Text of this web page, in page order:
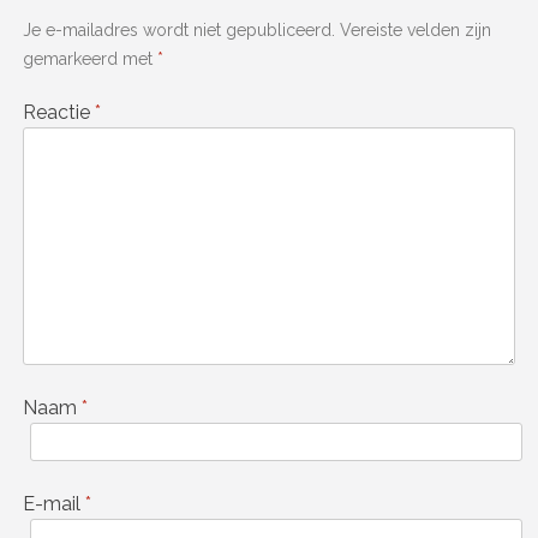
Je e-mailadres wordt niet gepubliceerd. Vereiste velden zijn
gemarkeerd met *
Reactie *
Naam *
E-mail *